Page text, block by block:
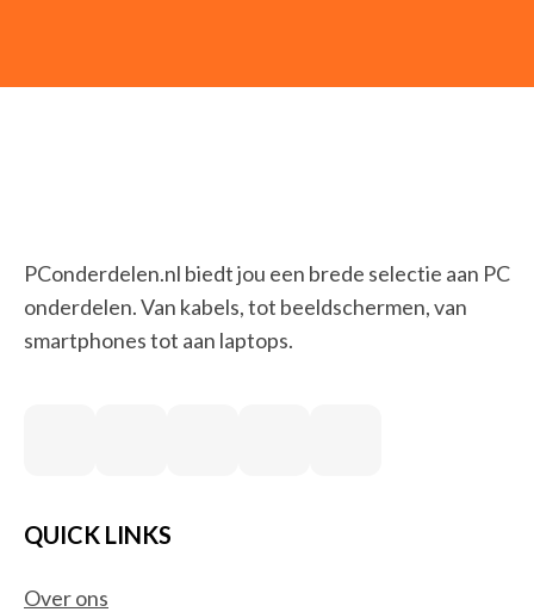
PConderdelen.nl biedt jou een brede selectie aan PC
onderdelen. Van kabels, tot beeldschermen, van
smartphones tot aan laptops.
QUICK LINKS
Over ons